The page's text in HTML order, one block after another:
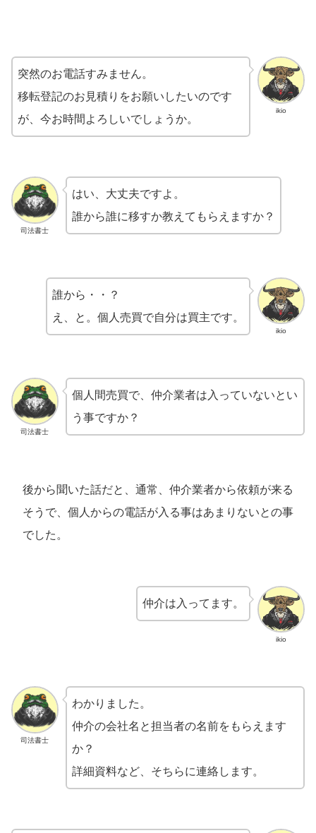
ikio
突然のお電話すみません。
移転登記のお見積りをお願いしたいのです
が、今お時間よろしいでしょうか。
司法書士
はい、大丈夫ですよ。
誰から誰に移すか教えてもらえますか？
ikio
誰から・・？
え、と。個人売買で自分は買主です。
司法書士
個人間売買で、仲介業者は入っていないとい
う事ですか？
後から聞いた話だと、通常、仲介業者から依頼が来る
そうで、個人からの電話が入る事はあまりないとの事
でした。
ikio
仲介は入ってます。
司法書士
わかりました。
仲介の会社名と担当者の名前をもらえます
か？
詳細資料など、そちらに連絡します。